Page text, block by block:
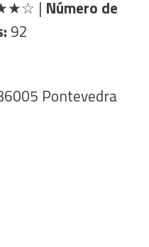
| Número de
92
Pontevedra